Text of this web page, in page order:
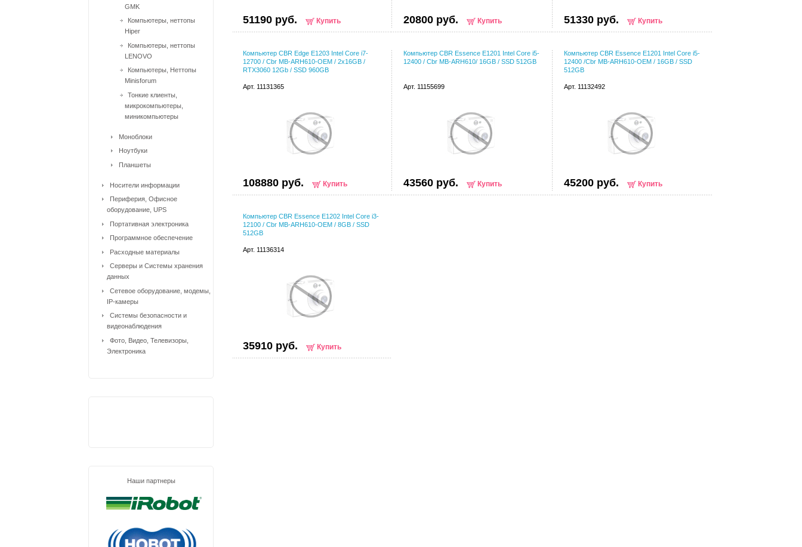
51190 руб. Купить 20800 руб. Купить 51330 руб. Купить
Компьютер CBR Edge E1203 Intel Core i7-
12700 / Cbr MB-ARH610-OEM / 2x16GB /
RTX3060 12Gb / SSD 960GB
Арт. 11131365
108880 руб. Купить
Компьютер CBR Essence E1201 Intel Core i5-
12400 / Cbr MB-ARH610/ 16GB / SSD 512GB
Арт. 11155699
43560 руб. Купить
Компьютер CBR Essence E1201 Intel Core i5-
12400 /Cbr MB-ARH610-OEM / 16GB / SSD
512GB
Арт. 11132492
45200 руб. Купить
Компьютер CBR Essence E1202 Intel Core i3-
12100 / Cbr MB-ARH610-OEM / 8GB / SSD
512GB
Арт. 11136314
35910 руб. Купить
GMK
Компьютеры, неттопы
Hiper
Компьютеры, неттопы
LENOVO
Компьютеры, Неттопы
Minisforum
Тонкие клиенты,
микрокомпьютеры,
миникомпьютеры
Моноблоки
Ноутбуки
Планшеты
Носители информации
Периферия, Офисное
оборудование, UPS
Портативная электроника
Программное обеспечение
Расходные материалы
Серверы и Системы хранения
данных
Сетевое оборудование, модемы,
IP-камеры
Системы безопасности и
видеонаблюдения
Фото, Видео, Телевизоры,
Электроника
Наши партнеры